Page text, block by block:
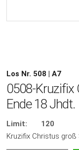
Los Nr. 508 | A7
0508-Kruzifix
Ende 18 Jhdt.
Limit:
120
Kruzifix Christus